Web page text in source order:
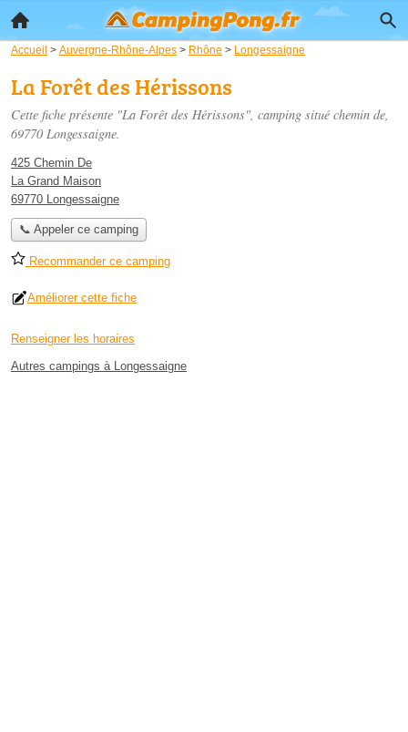
Accueil > Auvergne-Rhône-Alpes > Rhône > Longessaigne
La Forêt des Hérissons
Cette fiche présente "La Forêt des Hérissons", camping situé chemin de,
69770 Longessaigne.
425 Chemin De
La Grand Maison
69770 Longessaigne
📞 Appeler ce camping
Recommander ce camping
Améliorer cette fiche
Renseigner les horaires
Autres campings à Longessaigne